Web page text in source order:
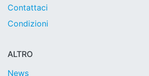
Contattaci
Condizioni
ALTRO
News